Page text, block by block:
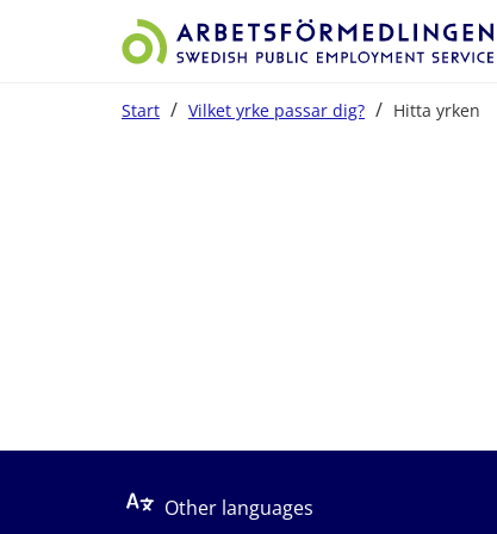
Start / Vilket yrke passar dig? / Hitta yrken
Other languages